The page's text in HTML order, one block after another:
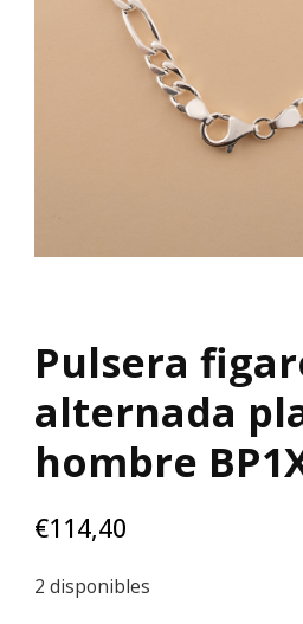
Pulsera
alternada
hombre
€114,40
2 disponibles